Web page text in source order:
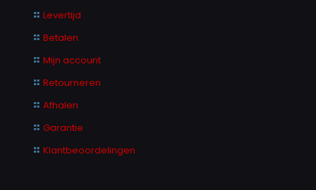
Levertijd
Betalen
Mijn account
Retourneren
Afhalen
Garantie
Klantbeoordelingen